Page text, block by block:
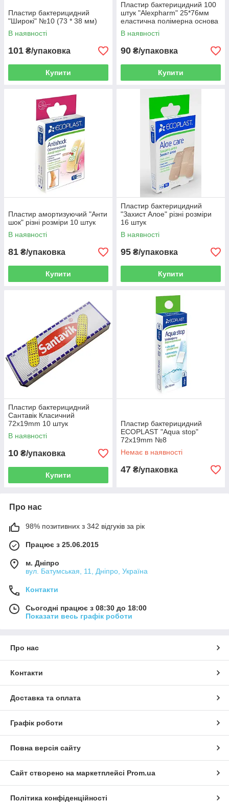
Пластир бактерицидний
"Широкі" №10 (73 * 38 мм)
В наявності
101 ₴/упаковка
Купити
Пластир бактерицидний 100
штук "Alexpharm" 25*76мм
еластична полімерна основа
В наявності
90 ₴/упаковка
Купити
Пластир амортизуючий "Анти
шок" різні розміри 10 штук
В наявності
81 ₴/упаковка
Купити
Пластир бактерицидний
"Захист Алое" різні розміри
16 штук
В наявності
95 ₴/упаковка
Купити
Пластир бактерицидний
Сантавік Класичний
72х19mm 10 штук
В наявності
10 ₴/упаковка
Купити
Пластир бактерицидний
ECOPLAST "Aqua stop"
72х19mm №8
Немає в наявності
47 ₴/упаковка
Про нас
98% позитивних з 342 відгуків за рік
Працює з 25.06.2015
м. Дніпро
вул. Батумськая, 11, Дніпро, Україна
Контакти
Сьогодні працює з 08:30 до 18:00
Показати весь графік роботи
Про нас
Контакти
Доставка та оплата
Графік роботи
Повна версія сайту
Сайт створено на маркетплейсі Prom.ua
Політика конфіденційності